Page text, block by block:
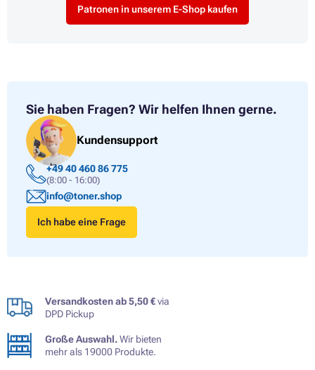
Patronen in unserem E-Shop kaufen
Sie haben Fragen? Wir helfen Ihnen gerne.
Kundensupport
+49 40 460 86 775
(8:00 - 16:00)
info@toner.shop
Ich habe eine Frage
Versandkosten ab 5,50 €via
DPD Pickup
Große Auswahl.Wir bieten
mehr als 19000 Produkte.